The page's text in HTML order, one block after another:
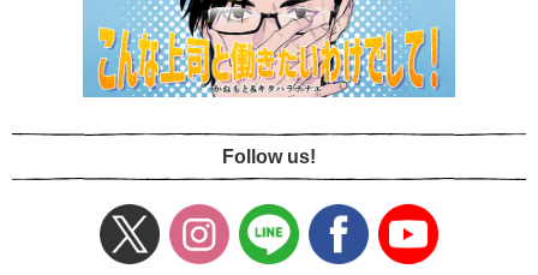
Follow us!